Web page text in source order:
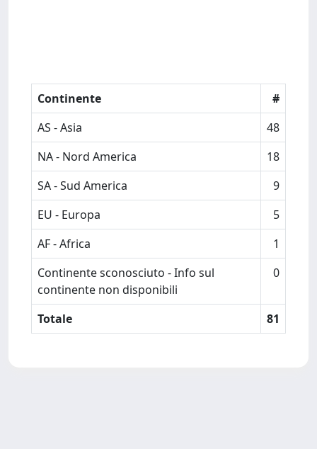
Continente
#
AS - Asia
48
NA - Nord America
18
SA - Sud America
9
EU - Europa
5
AF - Africa
1
Continente sconosciuto - Info sul
continente non disponibili
0
Totale 81